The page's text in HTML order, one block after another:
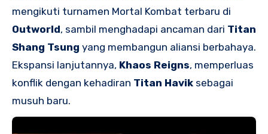
mengikuti turnamen Mortal Kombat terbaru di
Outworld, sambil menghadapi ancaman dari Titan
Shang Tsung yang membangun aliansi berbahaya.
Ekspansi lanjutannya, Khaos Reigns, memperluas
konflik dengan kehadiran Titan Havik sebagai
musuh baru.